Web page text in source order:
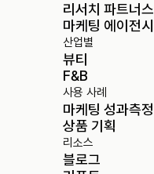
산업별
뷰티
F&B
사용 사례
마케팅 성과측정
상품 기획
리소스
블로그
리서치 파트너스
마케팅 에이전시